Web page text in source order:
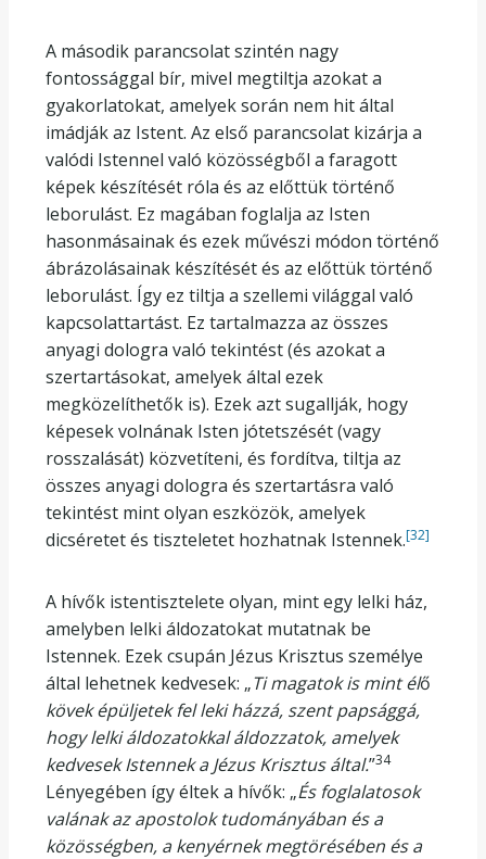
A második parancsolat szintén nagy
fontossággal bír, mivel megtiltja azokat a
gyakorlatokat, amelyek során nem hit által
imádják az Istent. Az első parancsolat kizárja a
valódi Istennel való közösségből a faragott
képek készítését róla és az előttük történő
leborulást. Ez magában foglalja az Isten
hasonmásainak és ezek művészi módon történő
ábrázolásainak készítését és az előttük történő
leborulást. Így ez tiltja a szellemi világgal való
kapcsolattartást. Ez tartalmazza az összes
anyagi dologra való tekintést (és azokat a
szertartásokat, amelyek által ezek
megközelíthetők is). Ezek azt sugallják, hogy
képesek volnának Isten jótetszését (vagy
rosszalását) közvetíteni, és fordítva, tiltja az
összes anyagi dologra és szertartásra való
tekintést mint olyan eszközök, amelyek
dicséretet és tiszteletet hozhatnak Istennek.[32]
A hívők istentisztelete olyan, mint egy lelki ház,
amelyben lelki áldozatokat mutatnak be
Istennek. Ezek csupán Jézus Krisztus személye
által lehetnek kedvesek: „Ti magatok is mint élő
kövek épüljetek fel leki házzá, szent papsággá,
hogy lelki áldozatokkal áldozzatok, amelyek
kedvesek Istennek a Jézus Krisztus által.”34
Lényegében így éltek a hívők: „És foglalatosok
valának az apostolok tudományában és a
közösségben, a kenyérnek megtörésében és a